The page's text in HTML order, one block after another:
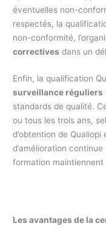
éventuelles non-
respectés, la
non-conformité,
correctives dans un
Enfin, la qualification
surveillance réguliers
standards de qualité.
ou tous les trois ans,
d’obtention de
d’amélioration
formation
Les avantages de la